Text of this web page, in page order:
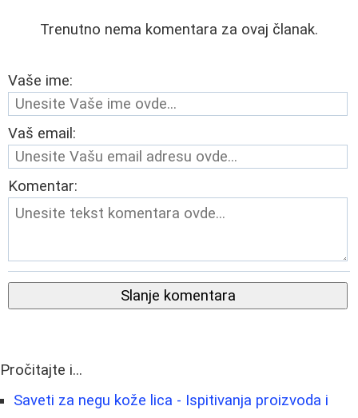
Trenutno nema komentara za ovaj članak.
Vaše ime:
Vaš email:
Komentar:
Slanje komentara
Pročitajte i...
Saveti za negu kože lica - Ispitivanja proizvoda i